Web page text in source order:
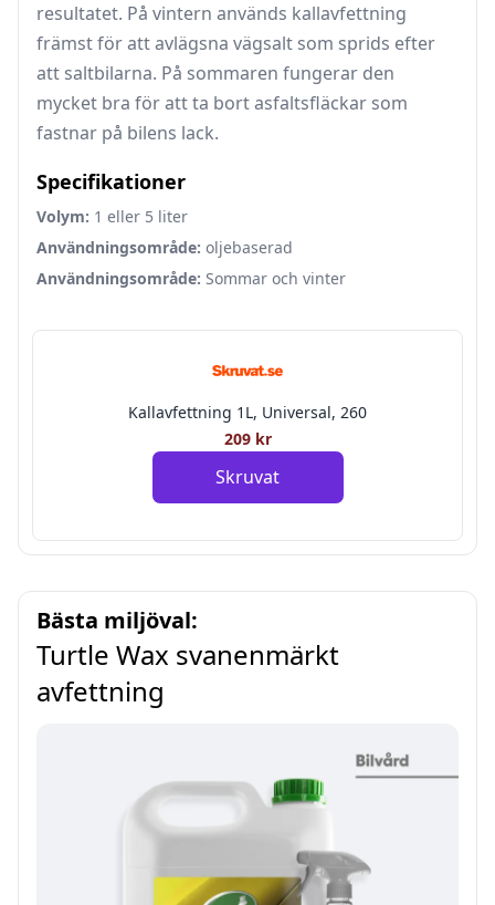
resultatet. På vintern används kallavfettning
främst för att avlägsna vägsalt som sprids efter
att saltbilarna. På sommaren fungerar den
mycket bra för att ta bort asfaltsfläckar som
fastnar på bilens lack.
Specifikationer
Volym: 1 eller 5 liter
Användningsområde: oljebaserad
Användningsområde: Sommar och vinter
Kallavfettning 1L, Universal, 260
209 kr
Skruvat
Bästa miljöval:
Turtle Wax svanenmärkt
avfettning